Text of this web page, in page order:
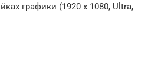
графики (1920 x 1080, Ultra,